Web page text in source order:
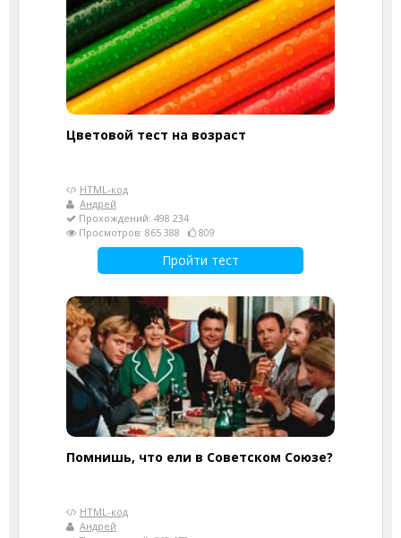
Цветовой тест на возраст
HTML-код
Андрей
Прохождений: 498 234
Просмотров: 865 388
809
Пройти тест
Помнишь, что ели в Советском Союзе?
HTML-код
Андрей